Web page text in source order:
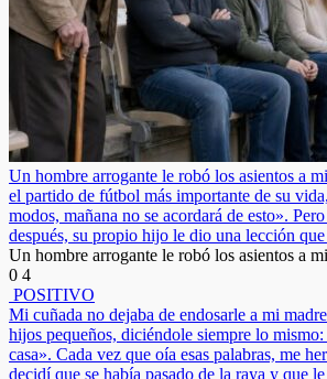
Un hombre arrogante le robó los asientos a
el partido de fútbol más importante de su
modos, mañana no se acordará de esto».
después, su propio hijo le dio una lección
Un hombre arrogante le robó los asientos a
0 4
POSITIVO
Mi cuñada no dejaba de endosarle a mi
hijos pequeños, diciéndole siempre lo
casa». Cada vez que oía esas palabras, me
decidí que se había pasado de la raya y que